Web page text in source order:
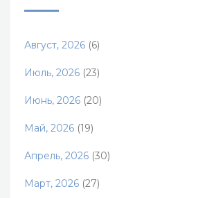
Август, 2026 (6)
Июль, 2026 (23)
Июнь, 2026 (20)
Май, 2026 (19)
Апрель, 2026 (30)
Март, 2026 (27)